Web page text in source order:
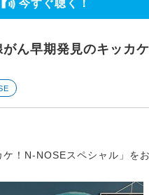
今すぐ聴く！
ん早期発見のキッカ
！N-NOSEスペシャル」を